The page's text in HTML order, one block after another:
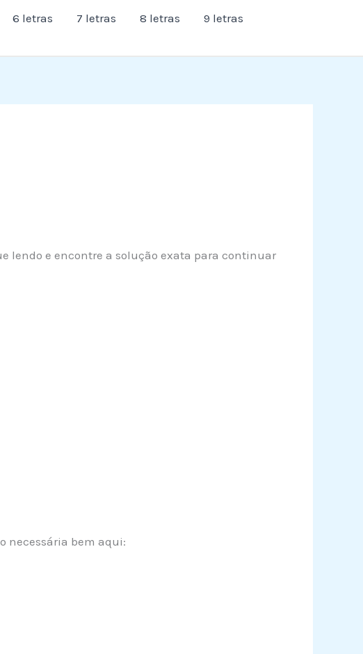
6 letras 7 letras 8 letras
9 letras
lendo e encontre a solução exata para continuar
necessária bem aqui: